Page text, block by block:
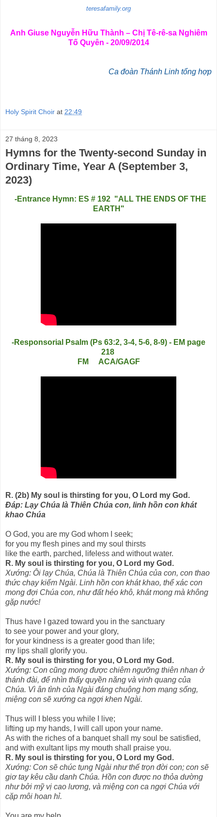
teresafamily.org
Anh Giuse Nguyễn Hữu Thành – Chị Tê-rê-sa Nghiêm
Tố Quyên - 20/09/2014
Ca đoàn Thánh Linh tổng hợp
Holy Spirit Choir at 22:49
27 tháng 8, 2023
Hymns for the Twenty-second Sunday in
Ordinary Time, Year A (September 3,
2023)
-Entrance Hymn: ES # 192 "ALL THE ENDS OF THE
EARTH"
-Responsorial Psalm (Ps 63:2, 3-4, 5-6, 8-9) - EM page
218
FM ACA/GAGF
R. (2b) My soul is thirsting for you, O Lord my God.
Ðáp: Lạy Chúa là Thiên Chúa con, linh hồn con khát
khao Chúa
O God, you are my God whom I seek;
for you my flesh pines and my soul thirsts
like the earth, parched, lifeless and without water.
R. My soul is thirsting for you, O Lord my God.
Xướng: Ôi lạy Chúa, Chúa là Thiên Chúa của con, con thao
thức chạy kiếm Ngài. Linh hồn con khát khao, thể xác con
mong đợi Chúa con, như đất héo khô, khát mong mà không
gặp nước!
Thus have I gazed toward you in the sanctuary
to see your power and your glory,
for your kindness is a greater good than life;
my lips shall glorify you.
R. My soul is thirsting for you, O Lord my God.
Xướng: Con cũng mong được chiêm ngưỡng thiên nhan ở
thánh đài, để nhìn thấy quyền năng và vinh quang của
Chúa. Vì ân tình của Ngài đáng chuộng hơn mạng sống,
miệng con sẽ xướng ca ngợi khen Ngài.
Thus will I bless you while I live;
lifting up my hands, I will call upon your name.
As with the riches of a banquet shall my soul be satisfied,
and with exultant lips my mouth shall praise you.
R. My soul is thirsting for you, O Lord my God.
Xướng: Con sẽ chúc tụng Ngài như thế trọn đời con; con sẽ
giơ tay kêu cầu danh Chúa. Hồn con được no thỏa dường
như bởi mỹ vị cao lương, và miệng con ca ngợi Chúa với
cặp môi hoan hỉ.